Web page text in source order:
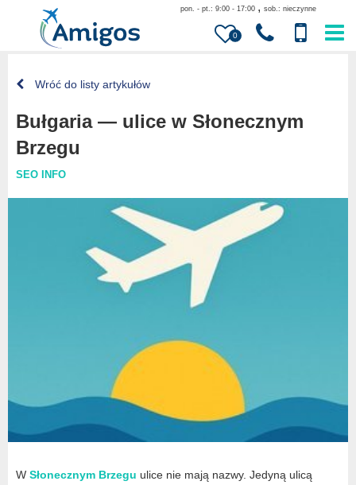
0
pon. - pt.: 9:00 - 17:00 , sob.: nieczynne
Wróć do listy artykułów
Bułgaria — ulice w Słonecznym
Brzegu
SEO INFO
W Słonecznym Brzegu ulice nie mają nazwy. Jedyną ulicą